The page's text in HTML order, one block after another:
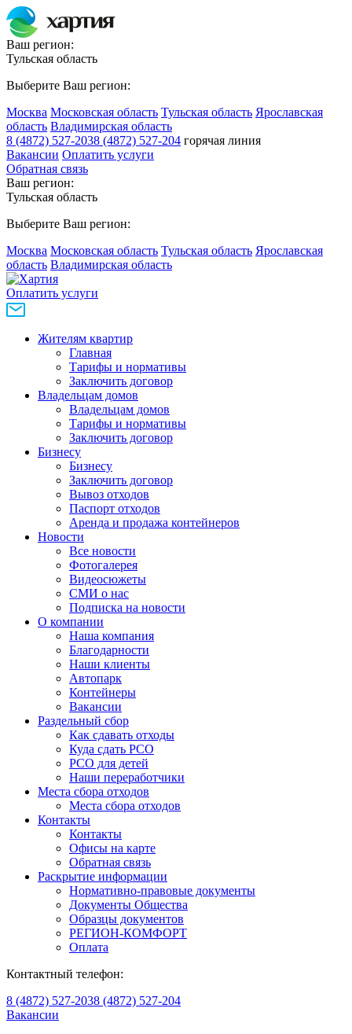
Ваш регион:
Тульская область
Выберите Ваш регион:
Москва Московская область Тульская область Ярославская
область Владимирская область
8 (4872) 527-2038 (4872) 527-204 горячая линия
Вакансии Оплатить услуги
Обратная связь
Ваш регион:
Тульская область
Выберите Ваш регион:
Москва Московская область Тульская область Ярославская
область Владимирская область
Оплатить услуги
Жителям квартир
Главная
Тарифы и нормативы
Заключить договор
Владельцам домов
Владельцам домов
Тарифы и нормативы
Заключить договор
Бизнесу
Бизнесу
Заключить договор
Вывоз отходов
Паспорт отходов
Аренда и продажа контейнеров
Новости
Все новости
Фотогалерея
Видеосюжеты
СМИ о нас
Подписка на новости
О компании
Наша компания
Благодарности
Наши клиенты
Автопарк
Контейнеры
Вакансии
Раздельный сбор
Как сдавать отходы
Куда сдать РСО
РСО для детей
Наши переработчики
Места сбора отходов
Места сбора отходов
Контакты
Контакты
Офисы на карте
Обратная связь
Раскрытие информации
Нормативно-правовые документы
Документы Общества
Образцы документов
РЕГИОН-КОМФОРТ
Оплата
Контактный телефон:
8 (4872) 527-2038 (4872) 527-204
Вакансии